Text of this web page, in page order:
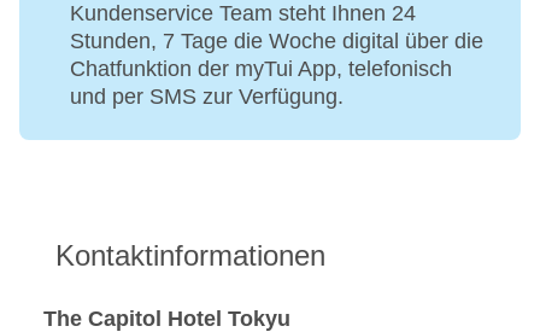
Kundenservice Team steht Ihnen 24
Stunden, 7 Tage die Woche digital über die
Chatfunktion der myTui App, telefonisch
und per SMS zur Verfügung.
Kontaktinformationen
The Capitol Hotel Tokyu